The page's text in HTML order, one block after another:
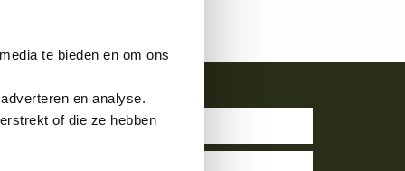
te bieden en om ons
en analyse.
of die ze hebben